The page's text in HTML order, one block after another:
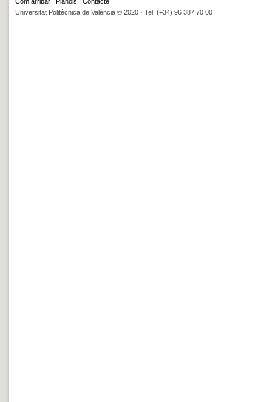
Universitat Politècnica de València © 2020 · Tel. (+34) 96 387 70 00